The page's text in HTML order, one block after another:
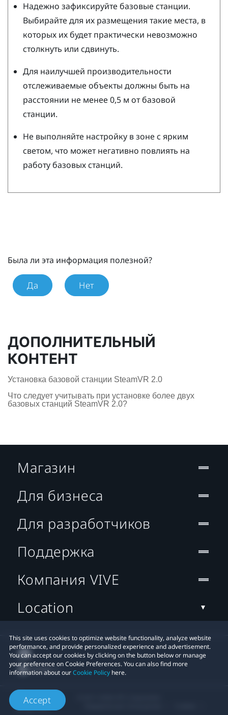
Надежно зафиксируйте базовые станции.
Выбирайте для их размещения такие места, в
которых их будет практически невозможно
столкнуть или сдвинуть.
Для наилучшей производительности
отслеживаемые объекты должны быть на
расстоянии не менее 0,5 м от базовой
станции.
Не выполняйте настройку в зоне с ярким
светом, что может негативно повлиять на
работу базовых станций.
Была ли эта информация полезной?
Да Нет
ДОПОЛНИТЕЛЬНЫЙ
КОНТЕНТ
Установка базовой станции SteamVR 2.0
Что следует учитывать при установке более двух
базовых станций SteamVR 2.0?
This site uses cookies to optimize website functionality, analyze website
performance, and provide personalized experience and advertisement.
You can accept our cookies by clicking on the button below or manage
your preference on Cookie Preferences. You can also find more
information about ourCookie Policy here.
Accept
Магазин
Для бизнеса
Для разработчиков
Поддержка
Компания VIVE
Location